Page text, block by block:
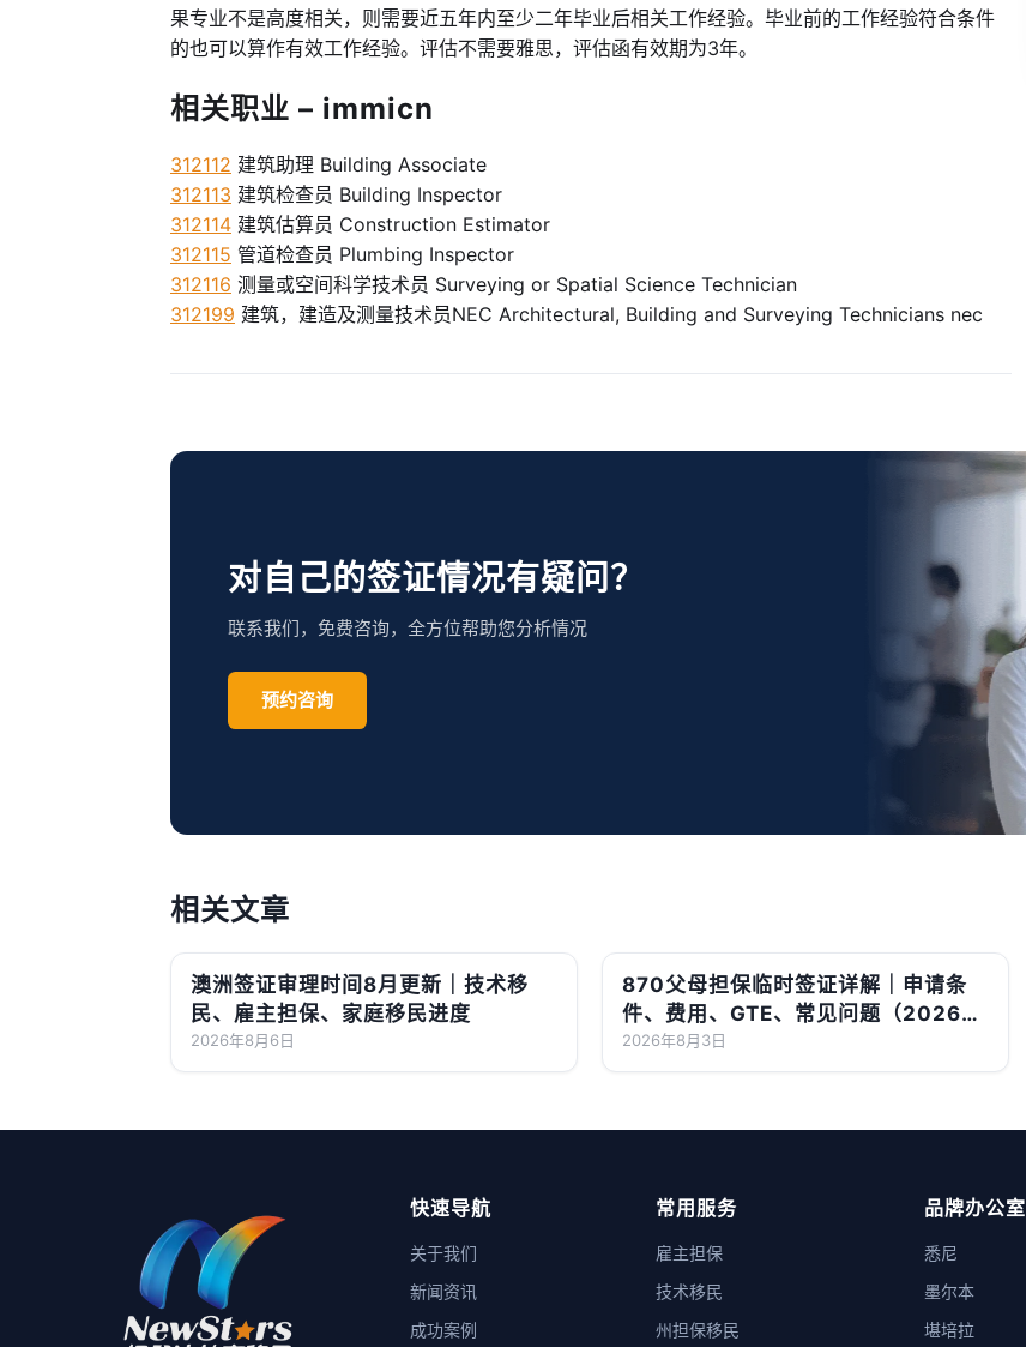
果专业不是高度相关，则需要近五年内至少二年毕业后相关工作经验。毕业前的工作经验符合条件
的也可以算作有效工作经验。评估不需要雅思，评估函有效期为3年。
相关职业 – immicn
312112 建筑助理 Building Associate
312113 建筑检查员 Building Inspector
312114 建筑估算员 Construction Estimator
312115 管道检查员 Plumbing Inspector
312116 测量或空间科学技术员 Surveying or Spatial Science Technician
312199 建筑，建造及测量技术员NEC Architectural, Building and Surveying Technicians nec
对自己的签证情况有疑问？
联系我们，免费咨询，全方位帮助您分析情况
预约咨询
相关文章
澳洲签证审理时间8月更新｜技术移
民、雇主担保、家庭移民进度
2026年8月6日
870父母担保临时签证详解｜申请条
件、费用、GTE、常见问题（2026最
新版）
2026年8月3日
快速导航
关于我们
新闻资讯
成功案例
常用服务
雇主担保
技术移民
州担保移民
品牌办公室
悉尼
墨尔本
堪培拉